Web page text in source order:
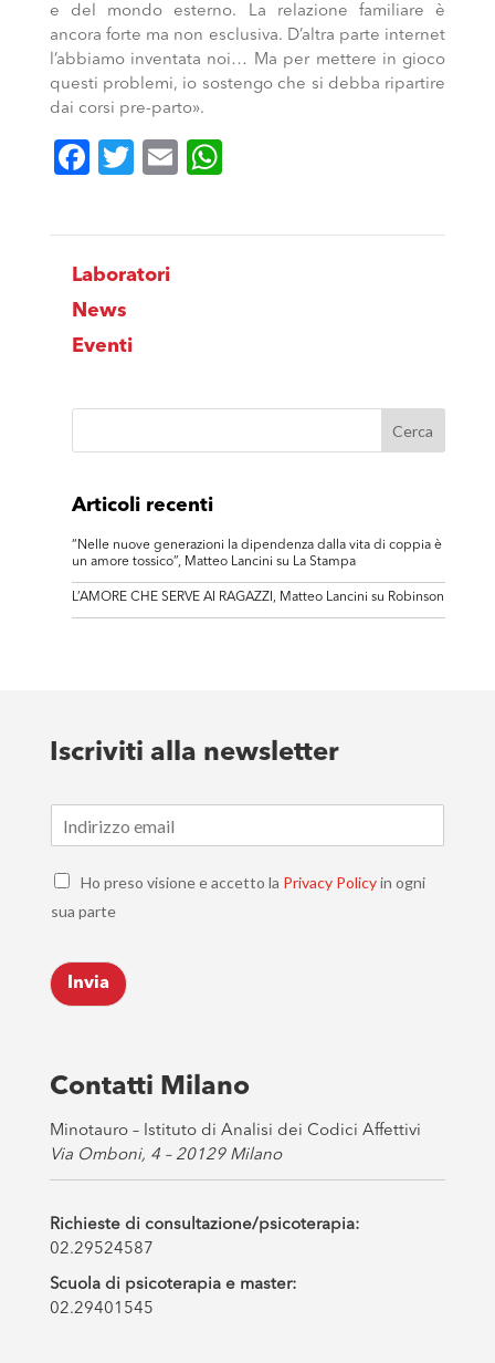
e del mondo esterno. La relazione familiare è
ancora forte ma non esclusiva. D’altra parte internet
l’abbiamo inventata noi… Ma per mettere in gioco
questi problemi, io sostengo che si debba ripartire
dai corsi pre-parto».
Facebook
Twitter
Email
Laboratori
News
Eventi
Articoli recenti
“Nelle nuove generazioni la dipendenza dalla vita di coppia è
un amore tossico”, Matteo Lancini su La Stampa
L’AMORE CHE SERVE AI RAGAZZI, Matteo Lancini su Robinson
Iscriviti alla newsletter
m
C
e
k
b
s
*
Ho preso visione e accetto la Privacy Policyin ogni
sua parte
Invia
Contatti Milano
Minotauro – Istituto di Analisi dei Codici Affettivi
Via Omboni, 4 – 20129 Milano
Richieste di consultazione/psicoterapia:
02.29524587
Scuola di psicoterapia e master:
02.29401545